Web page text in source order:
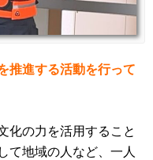
推進する活動を行って
化の力を活用すること
て地域の人など、一人